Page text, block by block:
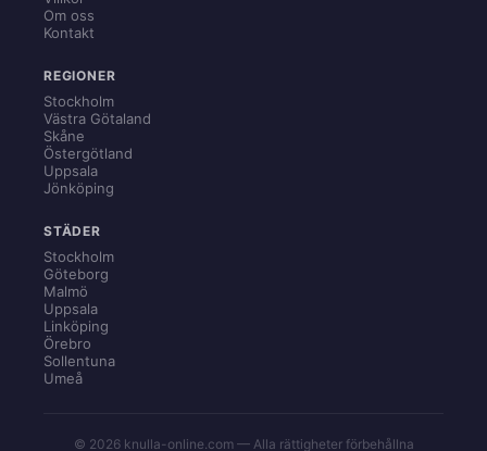
Om oss
Kontakt
REGIONER
Stockholm
Västra Götaland
Skåne
Östergötland
Uppsala
Jönköping
STÄDER
Stockholm
Göteborg
Malmö
Uppsala
Linköping
Örebro
Sollentuna
Umeå
© 2026 knulla-online.com — Alla rättigheter förbehållna